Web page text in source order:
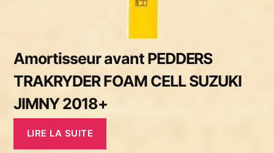
Amortisseur avant PEDDERS
TRAKRYDER FOAM CELL SUZUKI
JIMNY 2018+
LIRE LA SUITE